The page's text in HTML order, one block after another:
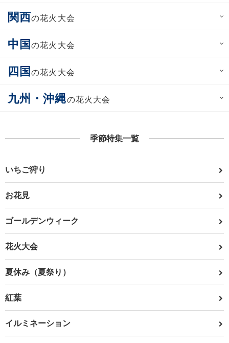
関西の花火大会
中国の花火大会
四国の花火大会
九州・沖縄の花火大会
季節特集一覧
いちご狩り
お花見
ゴールデンウィーク
花火大会
夏休み（夏祭り）
紅葉
イルミネーション